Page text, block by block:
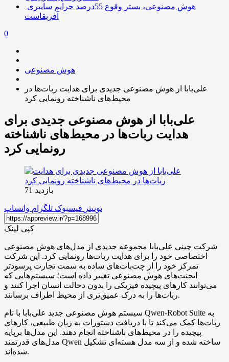
هوش مصنوعی، بستر وقوع 55درصد جرایم سایبری
آفریقاست
0
هوش مصنوعی
علی‌بابا از هوش مصنوعی جدیدی برای هدایت ربات‌ها در
محیط‌های ناشناخته رونمایی کرد
علی‌بابا از هوش مصنوعی جدیدی برای
هدایت ربات‌ها در محیط‌های ناشناخته
رونمایی کرد
بازدید 71
توییتر فیسبوک تلگرام واتساپ
کپی لینک
شرکت چینی علی‌بابا مجموعه جدیدی از مدل‌های هوش مصنوعی
اختصاصی خود را برای هدایت ربات‌ها رونمایی کرد. این شرکت
تمرکز خود را از چت‌بات‌های ساده به سمت تجارت پرسودتر
ایجنت‌های هوش مصنوعی تغییر داده است؛ سیستم‌هایی که
می‌توانند کارهای پیچیده فیزیکی را بدون دخالت انسان اجرا کنند و
ربات‌ها را به درک عمیق‌تری از محیط اطراف برسانند.
سیستم هوش مصنوعی جدید علی‌بابا با نام Qwen-Robot Suite به
ربات‌ها کمک می‌کند تا با دریافت دستورات به زبان طبیعی، کارهای
پیچیده را در محیط‌های ناشناخته انجام دهند. این مدل‌ها برپایه
مدل‌های قدرتمند Qwen ساخته شده و از سه مدل هسته‌ای تشکیل
شده‌اند.